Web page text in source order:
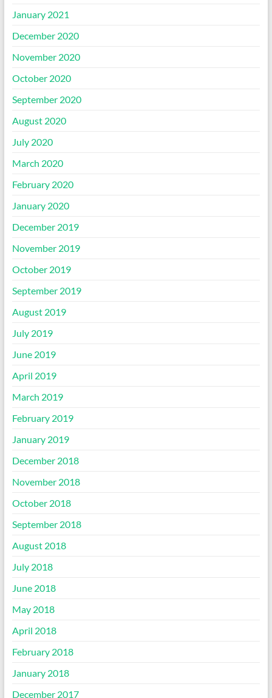
January 2021
December 2020
November 2020
October 2020
September 2020
August 2020
July 2020
March 2020
February 2020
January 2020
December 2019
November 2019
October 2019
September 2019
August 2019
July 2019
June 2019
April 2019
March 2019
February 2019
January 2019
December 2018
November 2018
October 2018
September 2018
August 2018
July 2018
June 2018
May 2018
April 2018
February 2018
January 2018
December 2017